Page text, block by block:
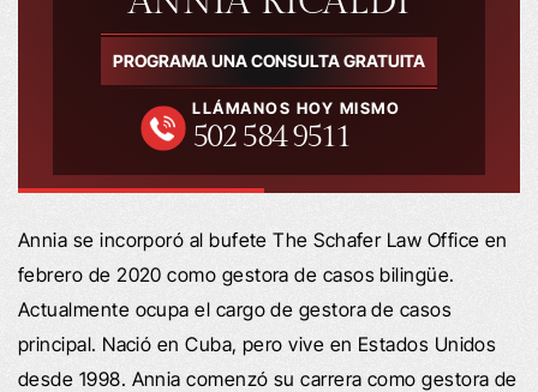
PROGRAMA UNA CONSULTA GRATUITA
LLÁMANOS HOY MISMO
502 584 9511
Annia se incorporó al bufete The Schafer Law Office en
febrero de 2020 como gestora de casos bilingüe.
Actualmente ocupa el cargo de gestora de casos
principal. Nació en Cuba, pero vive en Estados Unidos
desde 1998. Annia comenzó su carrera como gestora de